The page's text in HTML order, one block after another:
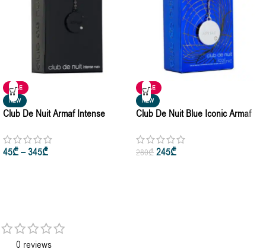
SALE
NEW
Club De Nuit Armaf Intense
200ml • Edt 105ml
45₾–345₾
SALE
NEW
Club De Nuit Blue Iconic Armaf
50ml • 105ml
280₾ 245₾
0 reviews